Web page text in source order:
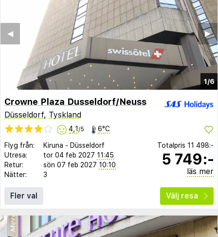
1/6
▶︎
◀︎
Crowne Plaza Dusseldorf/Neuss
Düsseldorf, Tyskland
4,1 /5 6°C
Flyg från: Kiruna - Düsseldorf
Utresa:
tor 04 feb 2027 11:45
Retur:
sön 07 feb 2027 10:10
Nätter:
3
Totalpris 11 498:-
5 749:-
läs mer
Fler val Välj resa